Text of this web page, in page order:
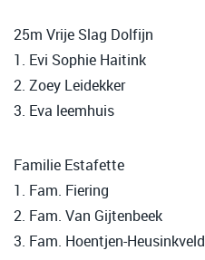
25m Vrije Slag Dolfijn
1. Evi Sophie Haitink
2. Zoey Leidekker
3. Eva leemhuis
Familie Estafette
1. Fam. Fiering
2. Fam. Van Gijtenbeek
3. Fam. Hoentjen-Heusinkveld